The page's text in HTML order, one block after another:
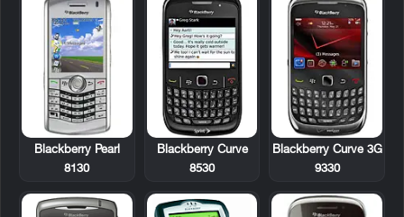
Blackberry Curve 3G
9330
Blackberry Curve
8530
Blackberry Pearl
8130